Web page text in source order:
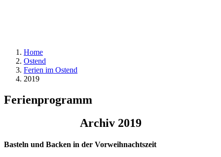
Home
Ostend
Ferien im Ostend
2019
Ferienprogramm
Archiv 2019
Basteln und Backen in der Vorweihnachtszeit